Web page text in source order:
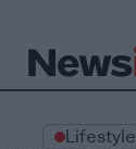
Lifestyle